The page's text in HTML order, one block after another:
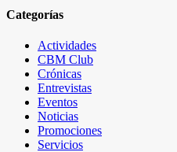
Categorías
Actividades
CBM Club
Crónicas
Entrevistas
Eventos
Noticias
Promociones
Servicios